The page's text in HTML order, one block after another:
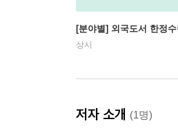
[분야별] 외국도서 한정
상시
저자 소개 (1명)